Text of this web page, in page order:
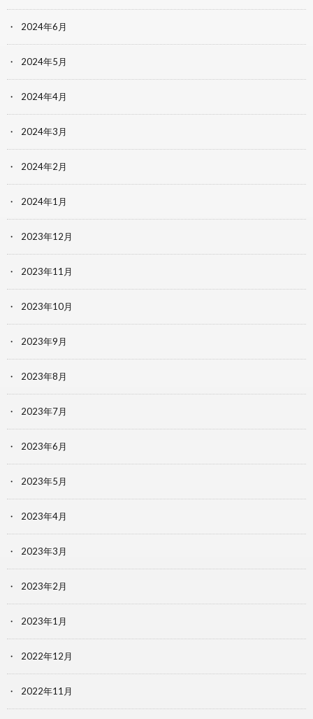
2024年6月
2024年5月
2024年4月
2024年3月
2024年2月
2024年1月
2023年12月
2023年11月
2023年10月
2023年9月
2023年8月
2023年7月
2023年6月
2023年5月
2023年4月
2023年3月
2023年2月
2023年1月
2022年12月
2022年11月